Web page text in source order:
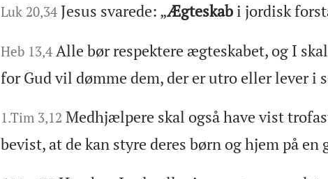
Luk 20,34 Jesus svarede: „Ægteskab i jordisk
Heb 13,4 Alle bør respektere ægteskabet, og I
for Gud vil dømme dem, der er utro eller lever i
1.Tim 3,12 Medhjælpere skal også have vist
bevist, at de kan styre deres børn og hjem på en